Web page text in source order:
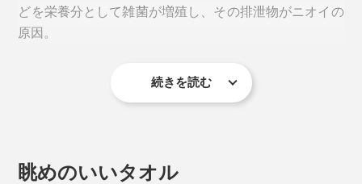
どを栄養分として雑菌が増殖し、その排泄物がニオイの
原因。
一度ついたニオイは洗濯しても取れにくいので、とにか
手……。
続きを読む
眺めのいいタオル